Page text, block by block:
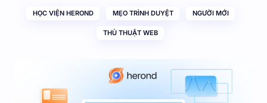
HỌC VIỆN HEROND MẸO TRÌNH DUYỆT NGƯỜI MỚI
THỦ THUẬT WEB